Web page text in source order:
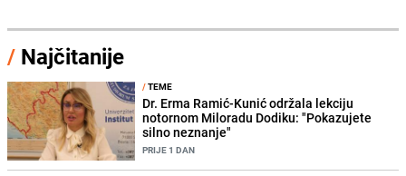
/ Najčitanije
/TEME
Dr. Erma Ramić-Kunić održala lekciju
notornom Miloradu Dodiku: "Pokazujete
silno neznanje"
PRIJE 1 DAN